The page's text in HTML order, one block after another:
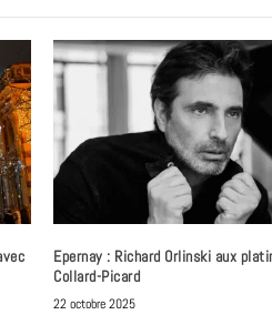
Epernay : Richard Orlinski aux
Collard-Picard
22 octobre 2025